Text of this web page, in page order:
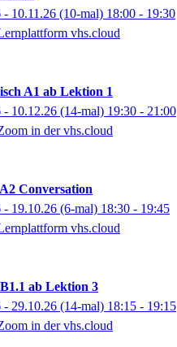
- 10.11.26 (10-mal) 18:00 - 19:30
vhs.cloud
A1 ab Lektion 1
- 10.12.26 (14-mal) 19:30 - 21:00
in der vhs.cloud
Conversation
- 19.10.26 (6-mal) 18:30 - 19:45
vhs.cloud
ab Lektion 3
- 29.10.26 (14-mal) 18:15 - 19:15
in der vhs.cloud